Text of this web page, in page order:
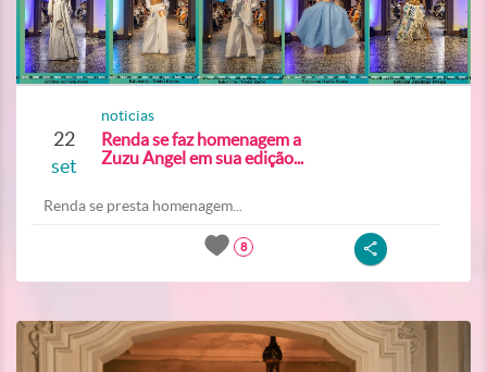
22
set
noticias
Renda se faz homenagem a
Zuzu Angel em sua edição...
Renda se presta homenagem...
8